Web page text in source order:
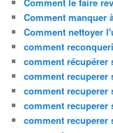
Comment manquer
Comment nettoyer
comment
comment récupérer
comment
comment recuperer
comment recuperer
comment recuperer